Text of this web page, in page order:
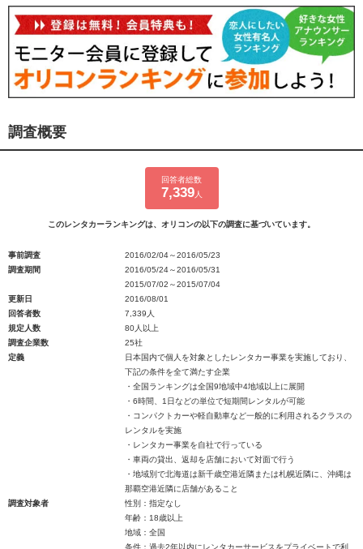
調査概要
回答者総数
7,339人
このレンタカーランキングは、オリコンの以下の調査に基づいています。
事前調査
2016/02/04～2016/05/23
調査期間
2016/05/24～2016/05/31
2015/07/02～2015/07/04
更新日
2016/08/01
回答者数
7,339人
規定人数
80人以上
調査企業数
25社
定義
日本国内で個人を対象としたレンタカー事業を実施しており、
下記の条件を全て満たす企業
・全国ランキングは全国9地域中4地域以上に展開
・6時間、1日などの単位で短期間レンタルが可能
・コンパクトカーや軽自動車など一般的に利用されるクラスの
レンタルを実施
・レンタカー事業を自社で行っている
・車両の貸出、返却を店舗において対面で行う
・地域別で北海道は新千歳空港近隣または札幌近隣に、沖縄は
那覇空港近隣に店舗があること
調査対象者
性別：指定なし
年齢：18歳以上
地域：全国
条件：過去2年以内にレンタカーサービスをプライベートで利